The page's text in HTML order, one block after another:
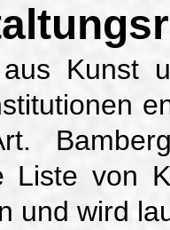
Kunst
Liste von
und wird